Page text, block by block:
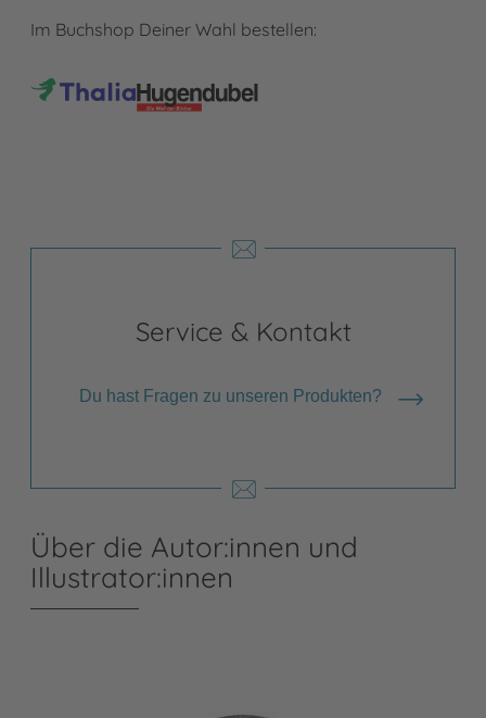
Im Buchshop Deiner Wahl bestellen:
Service & Kontakt
Du hast Fragen zu unseren Produkten?
Über die Autor:innen und
Illustrator:innen